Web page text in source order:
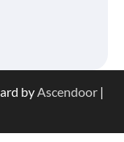
byAscendoor |